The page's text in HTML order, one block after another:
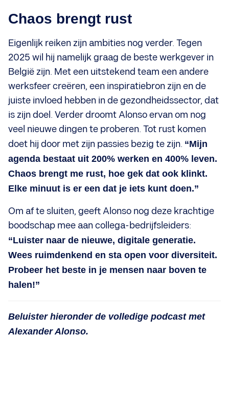
Chaos brengt rust
Eigenlijk reiken zijn ambities nog verder. Tegen
2025 wil hij namelijk graag de beste werkgever in
België zijn. Met een uitstekend team een andere
werksfeer creëren, een inspiratiebron zijn en de
juiste invloed hebben in de gezondheidssector, dat
is zijn doel. Verder droomt Alonso ervan om nog
veel nieuwe dingen te proberen. Tot rust komen
doet hij door met zijn passies bezig te zijn. “Mijn
agenda bestaat uit 200% werken en 400% leven.
Chaos brengt me rust, hoe gek dat ook klinkt.
Elke minuut is er een dat je iets kunt doen.”
Om af te sluiten, geeft Alonso nog deze krachtige
boodschap mee aan collega-bedrijfsleiders:
“Luister naar de nieuwe, digitale generatie.
Wees ruimdenkend en sta open voor diversiteit.
Probeer het beste in je mensen naar boven te
halen!”
Beluister hieronder de volledige podcast met
Alexander Alonso.